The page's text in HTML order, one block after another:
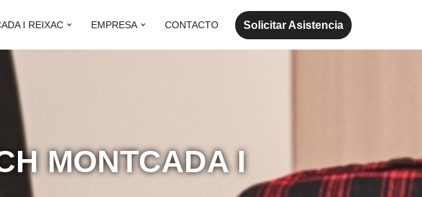
I REIXAC EMPRESA CONTACTO Solicitar Asistencia
MONTCADA I